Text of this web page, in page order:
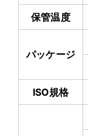
保管温度
パッケージ
ISO規格